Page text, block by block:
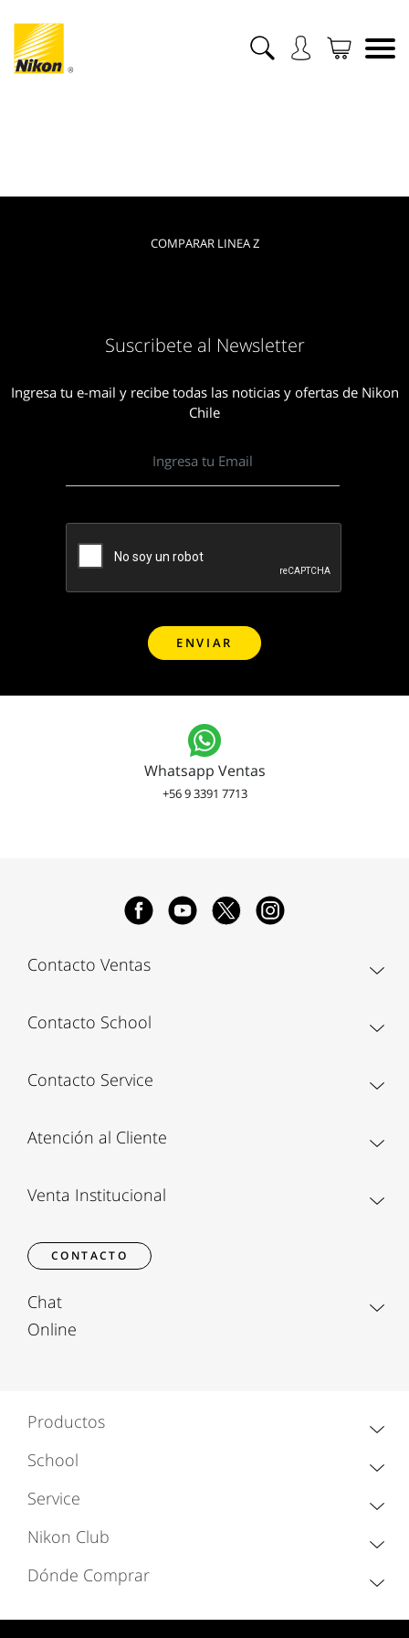
COMPARAR LINEA Z
Suscribete al Newsletter
Ingresa tu e-mail y recibe todas las noticias y ofertas de Nikon
Chile
Whatsapp Ventas
+56 9 3391 7713
Contacto Ventas
Contacto School
Contacto Service
Atención al Cliente
Venta Institucional
CONTACTO
Chat
Online
Productos
School
Service
Nikon Club
Dónde Comprar